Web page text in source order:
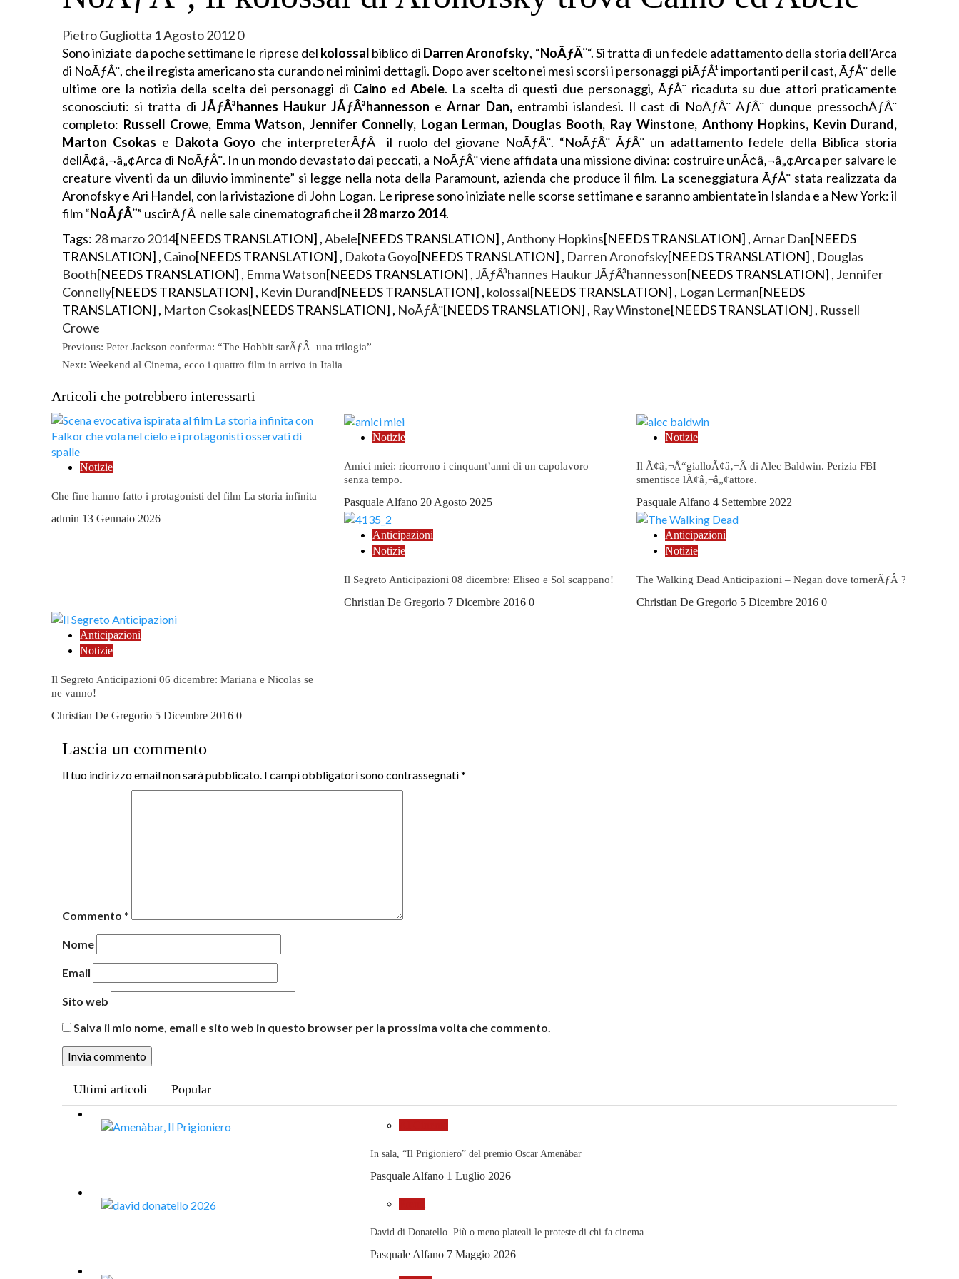
Pietro Gugliotta 1 Agosto 20120
Sono iniziate da poche settimane le riprese del kolossal biblico di Darren Aronofsky, “NoÃƒÂ¨“. Si tratta di un fedele adattamento della storia dell’Arca
di NoÃƒÂ¨, che il regista americano sta curando nei minimi dettagli. Dopo aver scelto nei mesi scorsi i personaggi piÃƒÂ¹ importanti per il cast, ÃƒÂ¨ delle
ultime ore la notizia della scelta dei personaggi di Caino ed Abele. La scelta di questi due personaggi, ÃƒÂ¨ ricaduta su due attori praticamente
sconosciuti: si tratta di JÃƒÂ³hannes Haukur JÃƒÂ³hannesson eArnar Dan,entrambi islandesi. Il cast di NoÃƒÂ¨ ÃƒÂ¨ dunque pressochÃƒÂ¨
completo: Russell Crowe, Emma Watson, Jennifer Connelly, Logan Lerman, Douglas Booth, Ray Winstone, Anthony Hopkins, Kevin Durand,
Marton Csokas e Dakota Goyo che interpreterÃƒÂ il ruolo del giovane NoÃƒÂ¨. “NoÃƒÂ¨ ÃƒÂ¨ un adattamento fedele della Biblica storia
dellÃ¢â‚¬â„¢Arca di NoÃƒÂ¨. In un mondo devastato dai peccati, a NoÃƒÂ¨ viene affidata una missione divina: costruire unÃ¢â‚¬â„¢Arca per salvare le
creature viventi da un diluvio imminente” si legge nella nota della Paramount, azienda che produce il film. La sceneggiatura ÃƒÂ¨ stata realizzata da
Aronofsky e Ari Handel, con la rivistazione di John Logan. Le riprese sono iniziate nelle scorse settimane e saranno ambientate in Islanda e a New York: il
film “NoÃƒÂ¨” uscirÃƒÂ nelle sale cinematografiche il 28 marzo 2014.
Tags: 28 marzo 2014[NEEDS TRANSLATION] ,Abele[NEEDS TRANSLATION] ,Anthony Hopkins[NEEDS TRANSLATION] ,Arnar Dan[NEEDS
TRANSLATION] , Caino[NEEDS TRANSLATION] , Dakota Goyo[NEEDS TRANSLATION] , Darren Aronofsky[NEEDS TRANSLATION] , Douglas
Booth[NEEDS TRANSLATION] , Emma Watson[NEEDS TRANSLATION] , JÃƒÂ³hannes Haukur JÃƒÂ³hannesson[NEEDS TRANSLATION] , Jennifer
Connelly[NEEDS TRANSLATION] , Kevin Durand[NEEDS TRANSLATION] , kolossal[NEEDS TRANSLATION] , Logan Lerman[NEEDS
TRANSLATION] , Marton Csokas[NEEDS TRANSLATION] , NoÃƒÂ¨[NEEDS TRANSLATION] , Ray Winstone[NEEDS TRANSLATION] , Russell
Crowe
Post
Previous: Peter Jackson conferma: “The Hobbit sarÃƒÂ una trilogia”
Next: Weekend al Cinema, ecco i quattro film in arrivo in Italia
Articoli che potrebbero interessarti
Notizie
Che fine hanno fatto i protagonisti del film La storia infinita
admin 13 Gennaio 2026
Notizie
Amici miei: ricorrono i cinquant’anni di un capolavoro
senza tempo.
Pasquale Alfano 20 Agosto 2025
Notizie
Il Ã¢â‚¬Å“gialloÃ¢â‚¬Â di Alec Baldwin. Perizia FBI
smentisce lÃ¢â‚¬â„¢attore.
Pasquale Alfano 4 Settembre 2022
Anticipazioni
Notizie
Il Segreto Anticipazioni 08 dicembre: Eliseo e Sol scappano!
Christian De Gregorio 7 Dicembre 2016 0
Anticipazioni
Notizie
The Walking Dead Anticipazioni – Negan dove tornerÃƒÂ ?
Christian De Gregorio 5 Dicembre 2016 0
Anticipazioni
Notizie
Il Segreto Anticipazioni 06 dicembre: Mariana e Nicolas se
ne vanno!
Christian De Gregorio 5 Dicembre 2016 0
Lascia un commento
Il tuo indirizzo email non sarà pubblicato. I campi obbligatori sono contrassegnati*
Commento *
Nome
Email
Sito web
Salva il mio nome, email e sito web in questo browser per la prossima volta che commento.
Ultimi articoli Popular
In sala, “Il Prigioniero” del premio Oscar Amenàbar
Pasquale Alfano 1 Luglio 2026
David di Donatello. Più o meno plateali le proteste di chi fa cinema
Pasquale Alfano 7 Maggio 2026